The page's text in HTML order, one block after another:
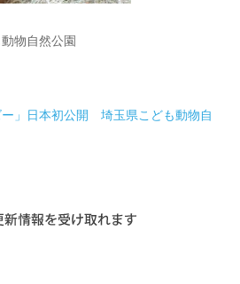
物自然公園
」日本初公開 埼玉県こども動物自